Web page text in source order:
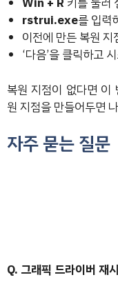
rstrui.exe를 입력
이전에 만든 복원
‘다음’을 클릭하고
복원 지점이 없다면 이
원 지점을 만들어두면
자주 묻는 질문
Q. 그래픽 드라이버 재